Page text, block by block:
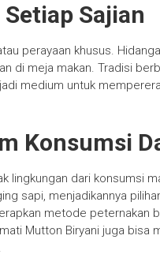
Sajian
perayaan khusus.
di meja makan. Tradisi
medium untuk
Konsumsi
dari konsumsi
sapi, menjadikannya
metode peternakan
Mutton Biryani juga bisa